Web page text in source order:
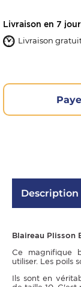
Livraison en 7
Livraison
Description
Blaireau Plisson
Ce magnifique
utiliser. Les poils
Ils sont en